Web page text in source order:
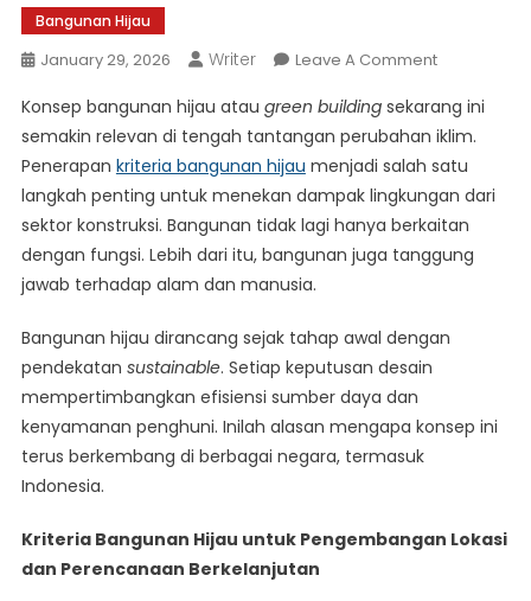
Bangunan Hijau
January 29, 2026 Writer Leave A CommentOn
Bangunan
Hijau,
Dari
Konservasi
Air,
Efisiensi
Manajemen
Konsep bangunan hijau atau green buildingsekarang ini
semakin relevan di tengah tantangan perubahan iklim.
Penerapan kriteria bangunan hijau menjadi salah satu
langkah penting untuk menekan dampak lingkungan dari
sektor konstruksi. Bangunan tidak lagi hanya berkaitan
dengan fungsi. Lebih dari itu, bangunan juga tanggung
jawab terhadap alam dan manusia.
Bangunan hijau dirancang sejak tahap awal dengan
pendekatan sustainable. Setiap keputusan desain
mempertimbangkan efisiensi sumber daya dan
kenyamanan penghuni. Inilah alasan mengapa konsep ini
terus berkembang di berbagai negara, termasuk
Indonesia.
Kriteria Bangunan Hijau untuk Pengembangan Lokasi
dan Perencanaan Berkelanjutan